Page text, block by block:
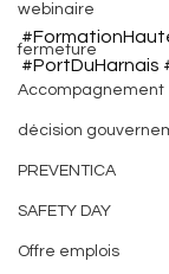
webinaire
fermeture
Accompagnement
décision
PREVENTICA
SAFETY DAY
Offre emplois
#PortDuHarnais